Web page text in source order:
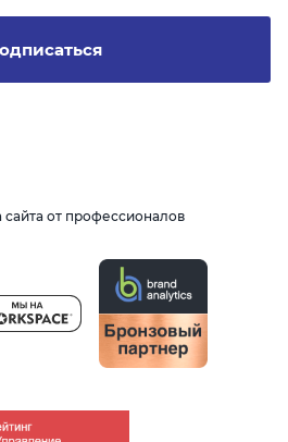
от профессионалов